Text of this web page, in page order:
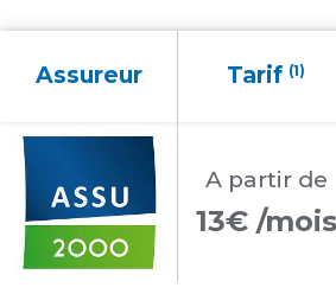
Assureur Tarif (1)
A partir de
13€ /mois